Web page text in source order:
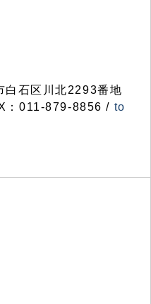
石区川北2293番地
：011-879-8856 / to